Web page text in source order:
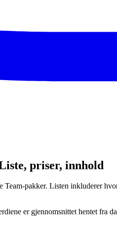
priser, innhold
pakker. Listen inkluderer
er gjennomsnittet hentet fra